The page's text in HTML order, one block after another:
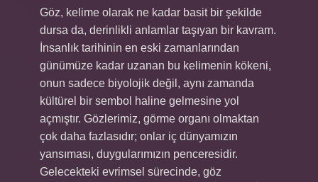
Göz, kelime olarak ne kadar basit bir şekilde
dursa da, derinlikli anlamlar taşıyan bir kavram.
İnsanlık tarihinin en eski zamanlarından
günümüze kadar uzanan bu kelimenin kökeni,
onun sadece biyolojik değil, aynı zamanda
kültürel bir sembol haline gelmesine yol
açmıştır. Gözlerimiz, görme organı olmaktan
çok daha fazlasıdır; onlar iç dünyamızın
yansıması, duygularımızın penceresidir.
Gelecekteki evrimsel sürecinde, göz